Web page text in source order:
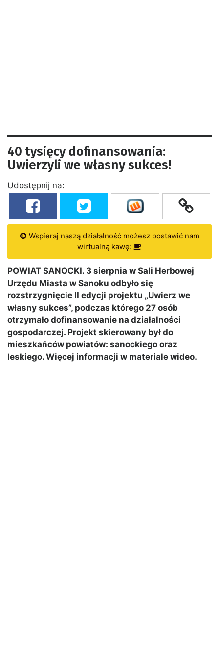
40 tysięcy dofinansowania:
Uwierzyli we własny sukces!
Udostępnij na:
Wspieraj naszą działalność możesz postawić nam
wirtualną kawę:
POWIAT SANOCKI. 3 sierpnia w Sali Herbowej
Urzędu Miasta w Sanoku odbyło się
rozstrzygnięcie II edycji projektu „Uwierz we
własny sukces”, podczas którego 27 osób
otrzymało dofinansowanie na działalności
gospodarczej. Projekt skierowany był do
mieszkańców powiatów: sanockiego oraz
leskiego. Więcej informacji w materiale wideo.